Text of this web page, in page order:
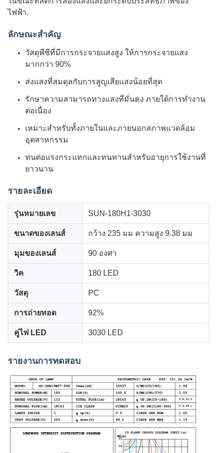
ไฟฟ้า.
ลักษณะสําคัญ
วัสดุพีซีที่มีการกระจายแสงสูง ให้การกระจายแสง
มากกว่า 90%
ส่งแสงที่สมดุลกับการสูญเสียแสงน้อยที่สุด
รักษาความสามารถทางแสงที่มั่นคง ภายใต้การทํางาน
ต่อเนื่อง
เหมาะสําหรับทั้งภายในและภายนอกสภาพแวดล้อม
อุตสาหกรรม
ทนต่อแรงกระแทกและทนทานสําหรับอายุการใช้งานที่
ยาวนาน
รายละเอียด
รุ่นหมายเลข SUN-180H1-3030
ขนาดของเลนส์ กว้าง 235 มม ความสูง 9.38 มม
มุมของเลนส์ 90 องศา
วิค 180 LED
วัสดุ PC
การถ่ายทอด 92%
คู่ไฟ LED 3030 LED
รายงานการทดสอบ